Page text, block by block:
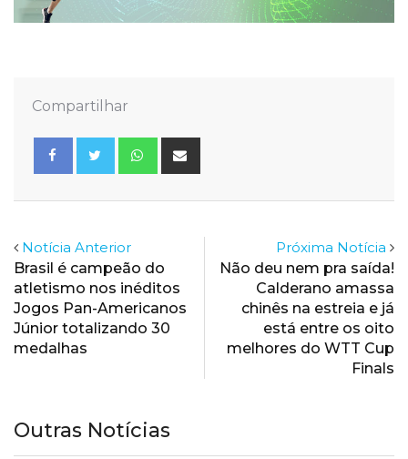
Compartilhar
Whatsapp
Notícia Anterior
Brasil é campeão do
atletismo nos inéditos
Jogos Pan-Americanos
Júnior totalizando 30
medalhas
Próxima Notícia
Não deu nem pra saída!
Calderano amassa
chinês na estreia e já
está entre os oito
melhores do WTT Cup
Finals
Outras Notícias